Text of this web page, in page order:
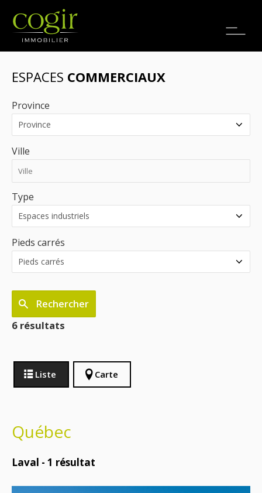
Emplois
ESPACES COMMERCIAUX
Province
Ville
Type
Pieds carrés
Rechercher
6 résultats
Liste Carte
Québec
Laval - 1 résultat